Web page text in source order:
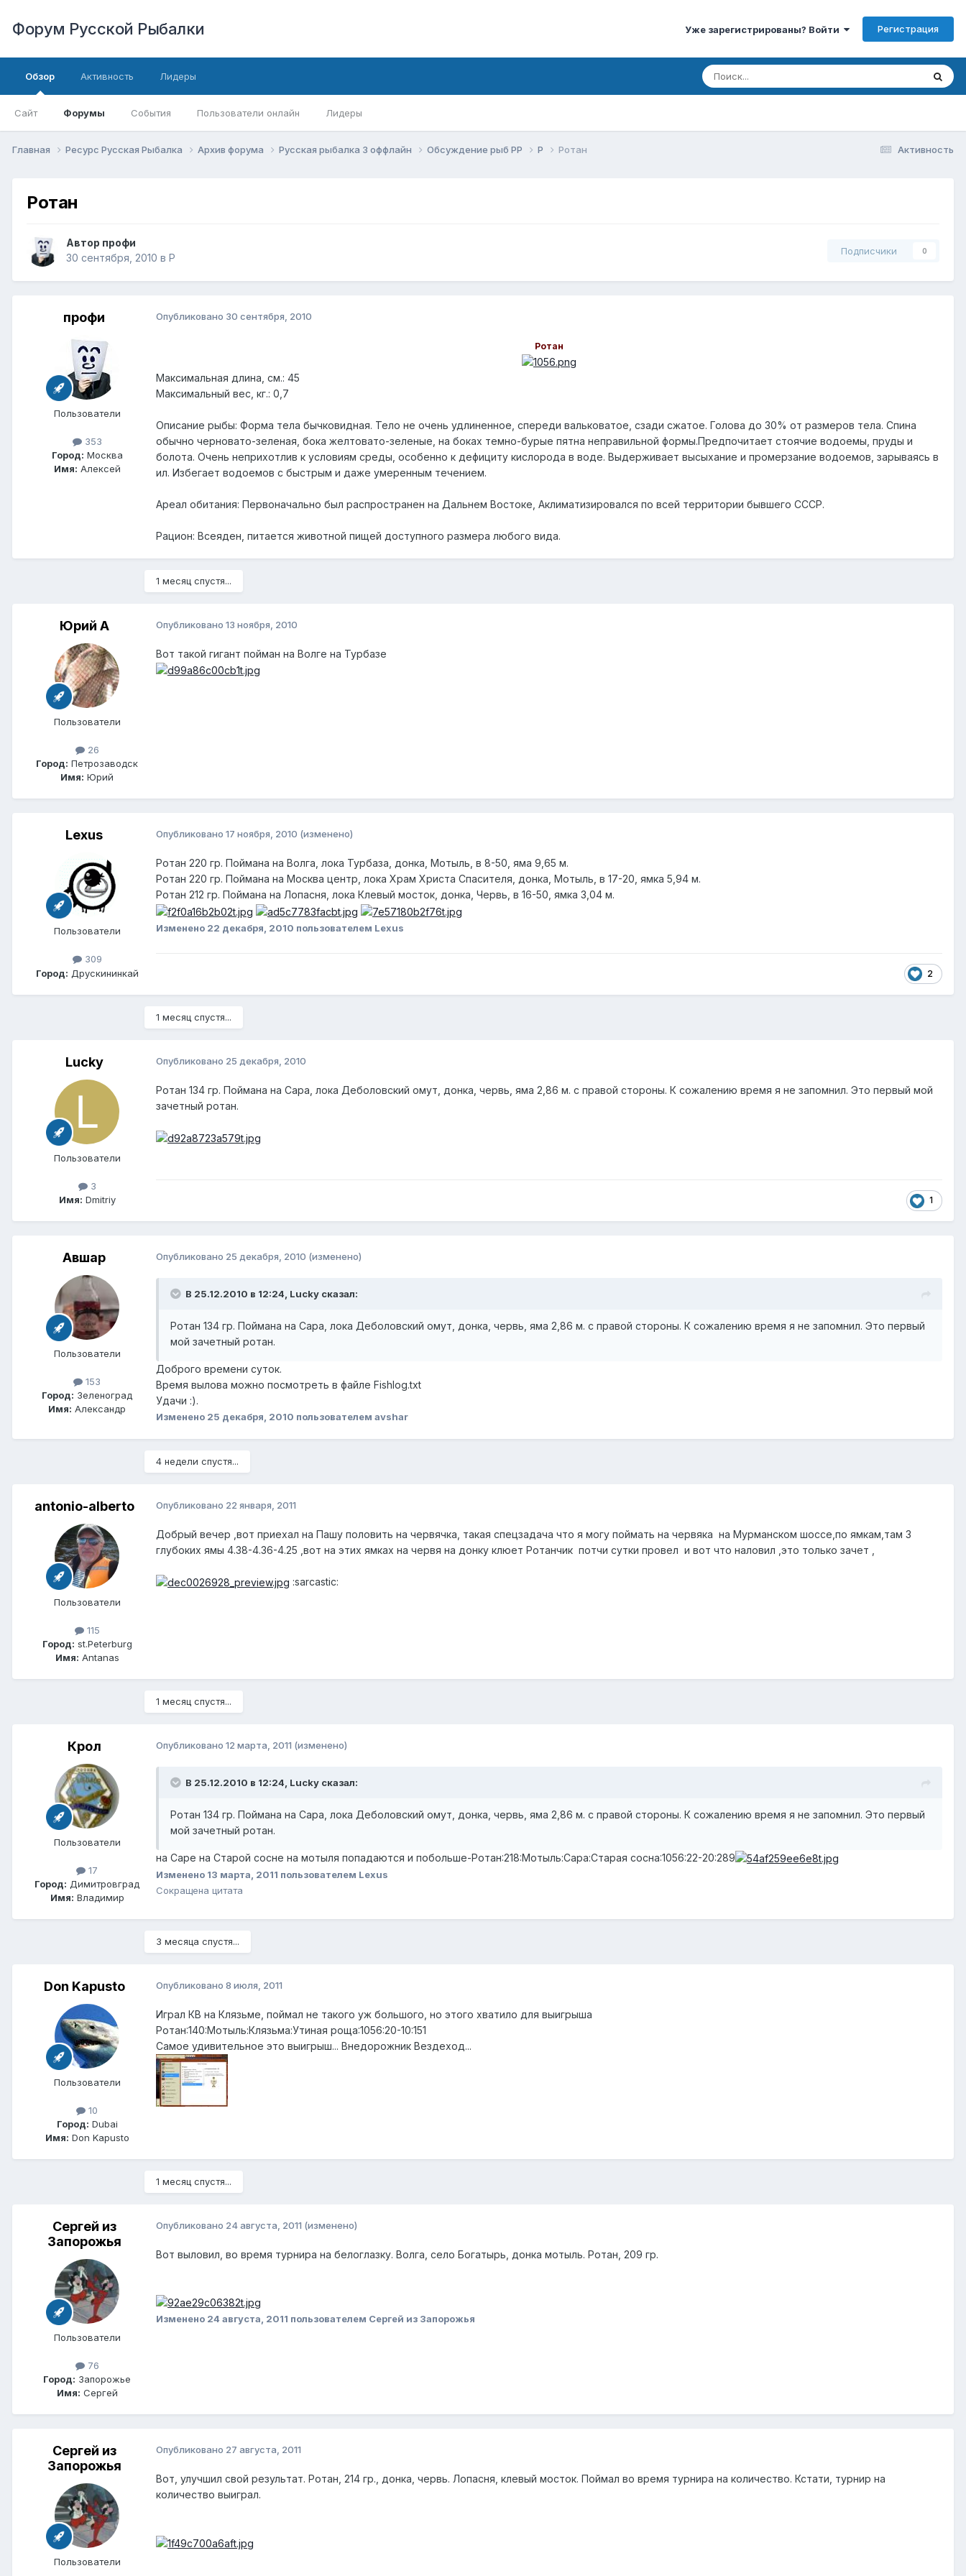
Форум Русской Рыбалки Уже зарегистрированы? Войти Регистрация
Обзор
Сайт Форумы События Пользователи онлайн Лидеры
Активность Лидеры
Активность
Главная Ресурс Русская Рыбалка Архив форума Русская рыбалка 3 оффлайн Обсуждение рыб РР Р Ротан
Ротан
Автор профи
30 сентября, 2010 в Р
Подписчики 0
профи
Пользователи
353
Город: Москва
Имя: Алексей
Опубликовано 30 сентября, 2010
Ротан
Максимальная длина, см.: 45
Максимальный вес, кг.: 0,7
Описание рыбы: Форма тела бычковидная. Тело не очень удлиненное, спереди вальковатое, сзади сжатое. Голова до 30% от размеров тела. Спина
обычно черновато-зеленая, бока желтовато-зеленые, на боках темно-бурые пятна неправильной формы.Предпочитает стоячие водоемы, пруды и
болота. Очень неприхотлив к условиям среды, особенно к дефициту кислорода в воде. Выдерживает высыхание и промерзание водоемов, зарываясь в
ил. Избегает водоемов с быстрым и даже умеренным течением.
Ареал обитания: Первоначально был распространен на Дальнем Востоке, Аклиматизировался по всей территории бывшего СССР.
Рацион: Всеяден, питается животной пищей доступного размера любого вида.
1 месяц спустя...
Юрий А
Пользователи
26
Город: Петрозаводск
Имя: Юрий
Опубликовано 13 ноября, 2010
Вот такой гигант пойман на Волге на Турбазе
Lexus
Пользователи
309
Город: Друскининкай
Опубликовано 17 ноября, 2010 (изменено)
Ротан 220 гр. Поймана на Волга, лока Турбаза, донка, Мотыль, в 8-50, яма 9,65 м.
Ротан 220 гр. Поймана на Москва центр, лока Храм Христа Спасителя, донка, Мотыль, в 17-20, ямка 5,94 м.
Ротан 212 гр. Поймана на Лопасня, лока Клевый мосток, донка, Червь, в 16-50, ямка 3,04 м.
Изменено 22 декабря, 2010 пользователем Lexus
2
1 месяц спустя...
Lucky
Пользователи
3
Имя: Dmitriy
Опубликовано 25 декабря, 2010
Ротан 134 гр. Поймана на Сара, лока Деболовский омут, донка, червь, яма 2,86 м. с правой стороны. К сожалению время я не запомнил. Это первый мой
зачетный ротан.
1
Авшар
Пользователи
153
Город: Зеленоград
Имя: Александр
Опубликовано 25 декабря, 2010 (изменено)
В 25.12.2010 в 12:24, Lucky сказал:
Ротан 134 гр. Поймана на Сара, лока Деболовский омут, донка, червь, яма 2,86 м. с правой стороны. К сожалению время я не запомнил. Это первый
мой зачетный ротан.
Доброго времени суток.
Время вылова можно посмотреть в файле Fishlog.txt
Удачи :).
Изменено 25 декабря, 2010 пользователем avshar
4 недели спустя...
antonio-alberto
Пользователи
115
Город: st.Peterburg
Имя: Antanas
Опубликовано 22 января, 2011
Добрый вечер ,вот приехал на Пашу половить на червячка, такая спецзадача что я могу поймать на червяка на Мурманском шоссе,по ямкам,там 3
глубоких ямы 4.38-4.36-4.25 ,вот на этих ямках на червя на донку клюет Ротанчик потчи сутки провел и вот что наловил ,это только зачет ,
:sarcastic:
1 месяц спустя...
Крол
Пользователи
17
Город: Димитровград
Имя: Владимир
Опубликовано 12 марта, 2011 (изменено)
В 25.12.2010 в 12:24, Lucky сказал:
Ротан 134 гр. Поймана на Сара, лока Деболовский омут, донка, червь, яма 2,86 м. с правой стороны. К сожалению время я не запомнил. Это первый
мой зачетный ротан.
на Саре на Старой сосне на мотыля попадаются и побольше-Ротан:218:Мотыль:Сара:Старая сосна:1056:22-20:289
Изменено 13 марта, 2011 пользователем Lexus
Сокращена цитата
3 месяца спустя...
Don Kapusto
Пользователи
10
Город: Dubai
Имя: Don Kapusto
Опубликовано 8 июля, 2011
Играл КВ на Клязьме, поймал не такого уж большого, но этого хватило для выигрыша
Ротан:140:Мотыль:Клязьма:Утиная роща:1056:20-10:151
Самое удивительное это выигрыш... Внедорожник Вездеход...
1 месяц спустя...
Сергей из
Запорожья
Пользователи
76
Город: Запорожье
Имя: Сергей
Опубликовано 24 августа, 2011 (изменено)
Вот выловил, во время турнира на белоглазку. Волга, село Богатырь, донка мотыль. Ротан, 209 гр.
Изменено 24 августа, 2011 пользователем Сергей из Запорожья
Сергей из
Запорожья
Пользователи
Опубликовано 27 августа, 2011
Вот, улучшил свой результат. Ротан, 214 гр., донка, червь. Лопасня, клевый мосток. Поймал во время турнира на количество. Кстати, турнир на
количество выиграл.